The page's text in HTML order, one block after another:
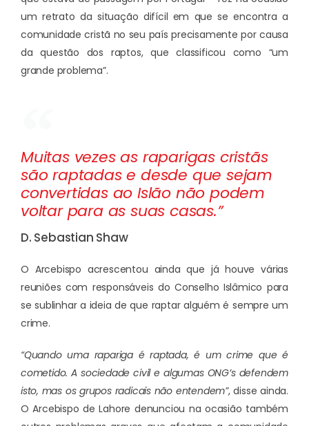
um retrato da situação difícil em que se encontra a
comunidade cristã no seu país precisamente por causa
da questão dos raptos, que classificou como “um
grande problema”.
Muitas vezes as raparigas cristãs
são raptadas e desde que sejam
convertidas ao Islão não podem
voltar para as suas casas.”
D. Sebastian Shaw
O Arcebispo acrescentou ainda que já houve várias
reuniões com responsáveis do Conselho Islâmico para
se sublinhar a ideia de que raptar alguém é sempre um
crime.
“Quando uma rapariga é raptada, é um crime que é
cometido. A sociedade civil e algumas ONG’s defendem
isto, mas os grupos radicais não entendem”, disse ainda.
O Arcebispo de Lahore denunciou na ocasião também